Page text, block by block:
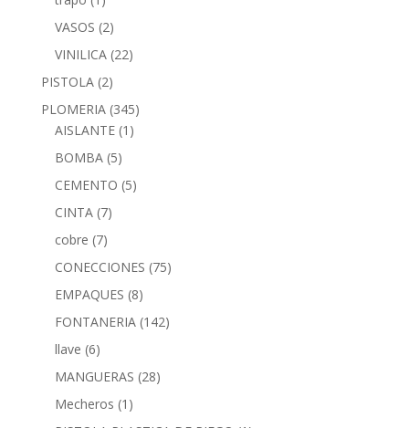
VASOS (2)
VINILICA (22)
PISTOLA (2)
PLOMERIA (345)
AISLANTE (1)
BOMBA (5)
CEMENTO (5)
CINTA (7)
cobre (7)
CONECCIONES (75)
EMPAQUES (8)
FONTANERIA (142)
llave (6)
MANGUERAS (28)
Mecheros (1)